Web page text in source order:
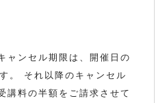
ャンセル期限は、開催日の
。 それ以降のキャンセル
講料の半額をご請求させて